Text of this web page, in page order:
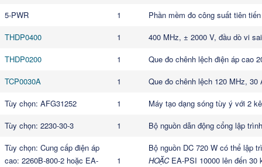
5-PWR
1
Phần mềm đo công suất tiên tiến
THDP0400
1
400 MHz, ± 2000 V, đầu dò vi
THDP0200
1
Que đo chênh lệch điện áp cao
TCP0030A
1
Que đo chênh lệch 120 MHz,
Tùy chọn: AFG31252
1
Máy tạo dạng sóng tùy ý với 2
Tùy chọn: 2230-30-3
1
Bộ nguồn dẫn động cổng lập
Tùy chọn: Cung cấp điện áp
cao: 2260B-800-2 hoặc EA-
1
Bộ nguồn DC 720 W có thể lập
HOẶCEA-PSI 10000 lên đến 30